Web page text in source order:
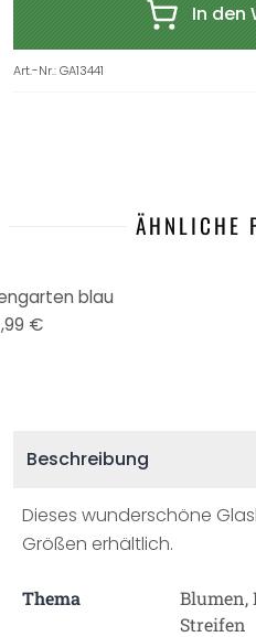
In den
Art.-Nr.:GA13441
ÄHNLICHE
blau
€
Beschreibung
Dieses wunderschöne
Größen erhältlich.
Thema
Blumen,
Streifen